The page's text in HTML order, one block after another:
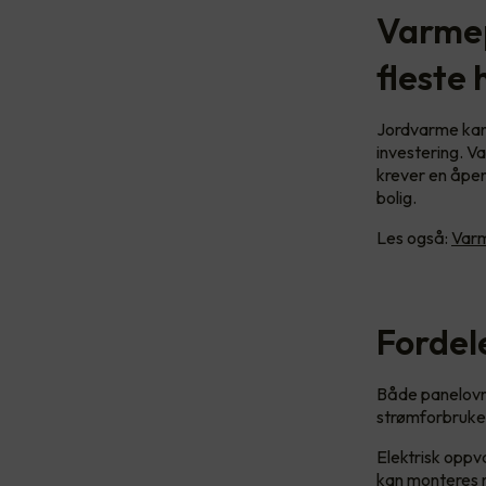
fleste
Jordvarme
investering.
krever en
bolig.
Les også:
Både
Elektrisk
kan